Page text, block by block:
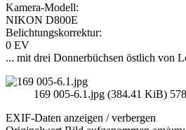
Kamera-Modell:
NIKON D800E
Belichtungskorrektur:
0 EV
... mit drei Donnerbüchsen östlich von
169 005-6.1.jpg (384.41 KiB)
EXIF-Daten anzeigen / verbergen